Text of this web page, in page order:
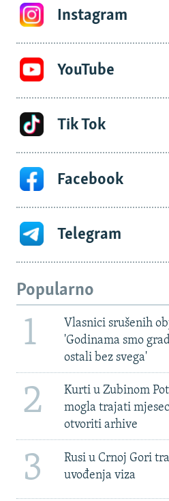
Instagram
YouTube
Tik Tok
Facebook
Telegram
Popularno
1
Vlasnici srušenih
'Godinama smo
ostali bez svega'
2
Kurti u Zubinom
mogla trajati
otvoriti arhive
3
Rusi u Crnoj Gori
uvođenja viza